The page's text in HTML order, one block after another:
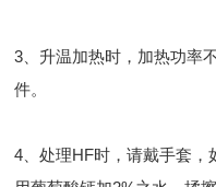
3、升温加热时，加热功率
件。
4、处理HF时，请戴手套，